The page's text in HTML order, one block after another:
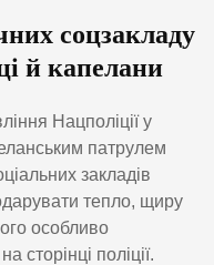
соцзакладу
й капелани
Нацполіції у
патрулем
закладів
тепло, щиру
особливо
сторінці поліції.